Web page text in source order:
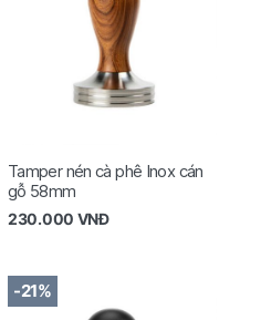
Tamper nén cà phê Inox cán
gỗ 58mm
230.000 VNĐ
-21%